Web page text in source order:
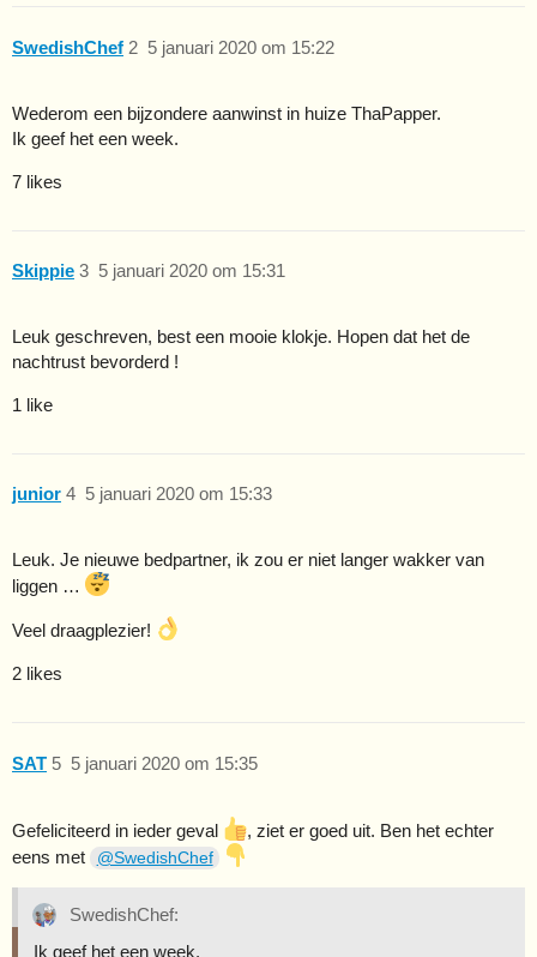
SwedishChef 5 januari 2020 om 15:22
2
Wederom een bijzondere aanwinst in huize ThaPapper.
Ik geef het een week.
7 likes
Skippie 5 januari 2020 om 15:31
3
Leuk geschreven, best een mooie klokje. Hopen dat het de
nachtrust bevorderd !
1 like
junior 5 januari 2020 om 15:33
4
Leuk. Je nieuwe bedpartner, ik zou er niet langer wakker van
liggen …
Veel draagplezier!
2 likes
SAT 5 januari 2020 om 15:35
5
Gefeliciteerd in ieder geval
, ziet er goed uit. Ben het echter
eens met
@SwedishChef
SwedishChef:
Ik geef het een week.